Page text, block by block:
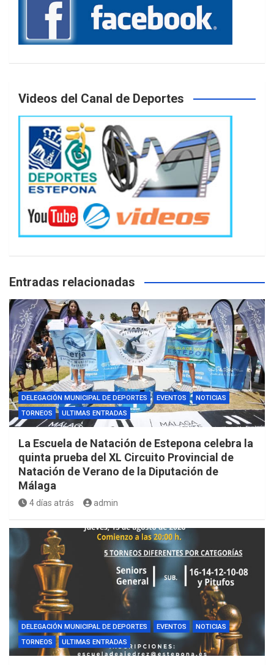
Videos del Canal de Deportes
Entradas relacionadas
DELEGACIÓN MUNICIPAL DE DEPORTES EVENTOS
NOTICIAS
TORNEOS
ULTIMAS ENTRADAS
La Escuela de Natación de Estepona celebra la
quinta prueba del XL Circuito Provincial de
Natación de Verano de la Diputación de
Málaga
4 días atrás admin
DELEGACIÓN MUNICIPAL DE DEPORTES EVENTOS
NOTICIAS
TORNEOS
ULTIMAS ENTRADAS